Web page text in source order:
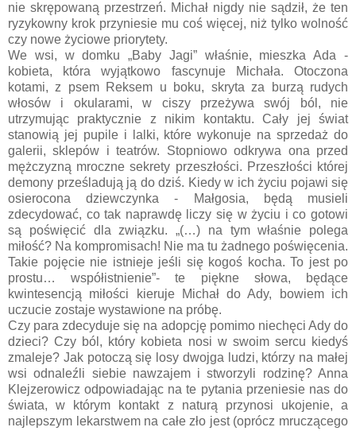
nie skrępowaną przestrzeń. Michał nigdy nie sądził, że ten
ryzykowny krok przyniesie mu coś więcej, niż tylko wolność
czy nowe życiowe priorytety.
We wsi, w domku „Baby Jagi” właśnie, mieszka Ada -
kobieta, która wyjątkowo fascynuje Michała. Otoczona
kotami, z psem Reksem u boku, skryta za burzą rudych
włosów i okularami, w ciszy przeżywa swój ból, nie
utrzymując praktycznie z nikim kontaktu. Cały jej świat
stanowią jej pupile i lalki, które wykonuje na sprzedaż do
galerii, sklepów i teatrów. Stopniowo odkrywa ona przed
mężczyzną mroczne sekrety przeszłości. Przeszłości której
demony prześladują ją do dziś. Kiedy w ich życiu pojawi się
osierocona dziewczynka - Małgosia, będą musieli
zdecydować, co tak naprawdę liczy się w życiu i co gotowi
są poświęcić dla związku. „(…) na tym właśnie polega
miłość? Na kompromisach! Nie ma tu żadnego poświęcenia.
Takie pojęcie nie istnieje jeśli się kogoś kocha. To jest po
prostu… współistnienie”- te piękne słowa, będące
kwintesencją miłości kieruje Michał do Ady, bowiem ich
uczucie zostaje wystawione na próbę.
Czy para zdecyduje się na adopcję pomimo niechęci Ady do
dzieci? Czy ból, który kobieta nosi w swoim sercu kiedyś
zmaleje? Jak potoczą się losy dwojga ludzi, którzy na małej
wsi odnaleźli siebie nawzajem i stworzyli rodzinę? Anna
Klejzerowicz odpowiadając na te pytania przeniesie nas do
świata, w którym kontakt z naturą przynosi ukojenie, a
najlepszym lekarstwem na całe zło jest (oprócz mruczącego